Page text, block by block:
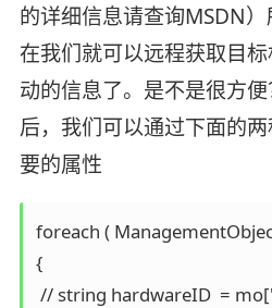
的详细信息请查询MSDN
在我们就可以远程获取目
动的信息了。是不是很方
后，我们可以通过下面的
要的属性
foreach (
{
// string hardwareID  =